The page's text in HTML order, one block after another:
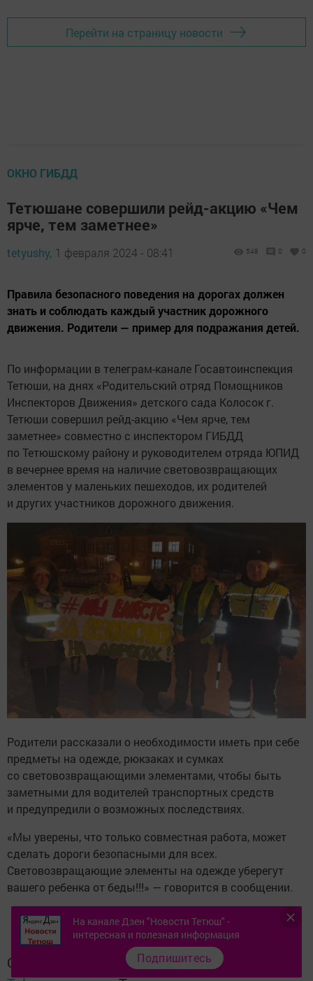
Перейти на страницу новости
ОКНО ГИБДД
Тетюшане совершили рейд-акцию «Чем
ярче, тем заметнее»
tetyushy, 1 февраля 2024 - 08:41 548 0 0
Правила безопасного поведения на дорогах должен
знать и соблюдать каждый участник дорожного
движения. Родители — пример для подражания детей.
По информации в телеграм-канале Госавтоинспекция
Тетюши, на днях «Родительский отряд Помощников
Инспекторов Движения» детского сада Колосок г.
Тетюши совершил рейд-акцию «Чем ярче, тем
заметнее» совместно с инспектором ГИБДД
по Тетюшскому району и руководителем отряда ЮПИД
в вечернее время на наличие световозвращающих
элементов у маленьких пешеходов, их родителей
и других участников дорожного движения.
Родители рассказали о необходимости иметь при себе
предметы на одежде, рюкзаках и сумках
со световозвращающими элементами, чтобы быть
заметными для водителей транспортных средств
и предупредили о возможных последствиях.
«Мы уверены, что только совместная работа, может
сделать дороги безопасными для всех.
Световозвращающие элементы на одежде уберегут
вашего ребенка от беды!!!» — говорится в сообщении.
Следите за самым важным и интересным в
На канале Дзен "Новости Тетюш" -
интересная и полезная информация
Подпишитесь